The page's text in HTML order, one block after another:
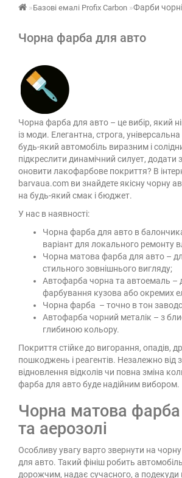
Базові емалі Profix Carbon Фарби чорні
Чорна фарба для авто
Чорна фарба для авто – це вибір, який
із моди. Елегантна, строга,
будь-який автомобіль виразним і
підкреслити динамічний силует, додати
оновити лакофарбове покриття? В
barvaua.com ви знайдете якісну чорну
на будь-який смак і бюджет.
У нас в наявності:
Чорна фарба для авто в
варіант для локального ремонту
Чорна матова фарба для авто –
стильного зовнішнього вигляду;
Автофарба чорна та автоемаль –
фарбування кузова або окремих
Чорна фарба – точно в тон
Автофарба чорний металік – з
глибиною кольору.
Покриття стійке до вигорання, опадів,
пошкоджень і реагентів. Незалежно від
відновлення відколів чи повна зміна
фарба для авто буде надійним вибором.
Чорна матова
та аерозолі
Особливу увагу варто звернути на
для авто. Такий фініш робить
дорожчим, надає сучасного, а подекуди